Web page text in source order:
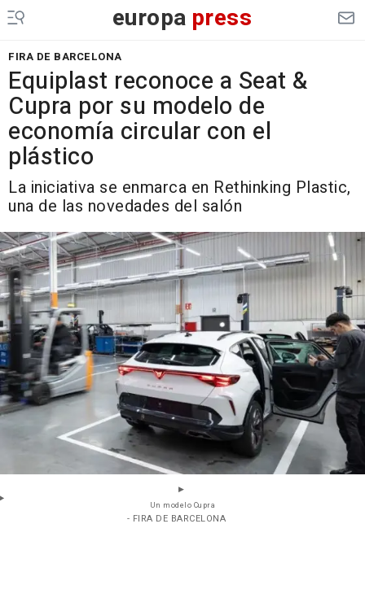
europa press
FIRA DE BARCELONA
Equiplast reconoce a Seat &
Cupra por su modelo de
economía circular con el
plástico
La iniciativa se enmarca en Rethinking Plastic,
una de las novedades del salón
Un modelo Cupra
- FIRA DE BARCELONA